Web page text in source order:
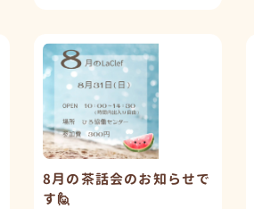
8月の茶話会のお知らせで
す🙋